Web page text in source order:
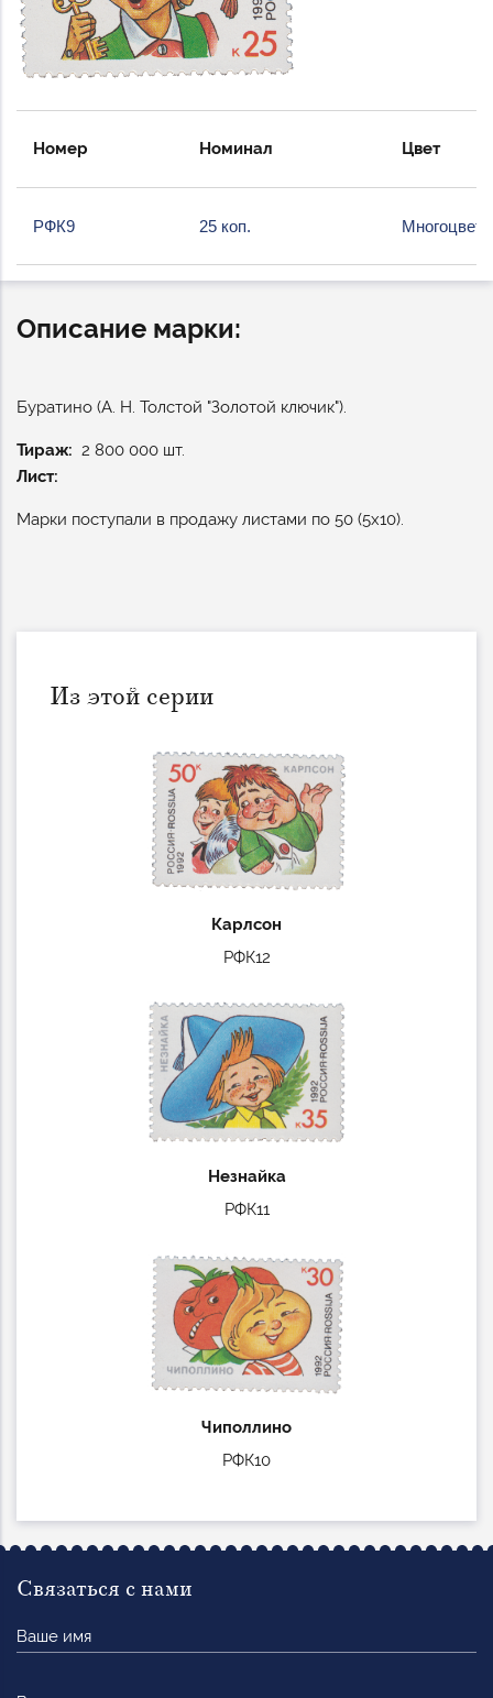
Номер Номинал Цвет
РФК9 25 коп.
Описание марки:
Буратино (А. Н. Толстой "Золотой ключик").
Тираж
2 800 000 шт.
Лист:
Марки поступали в продажу листами по 50 (5х10).
Из этой серии
Карлсон
РФК12
Незнайка
РФК11
Чиполлино
РФК10
Связаться с нами
имя